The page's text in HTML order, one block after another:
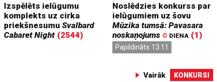
Izspēlēts ielūgumu
komplekts uz cirka
priekšnesumuSvalbard
Cabaret Night (2544)
Noslēdzies konkurss par
ielūgumiem uz šovu
Mūzika tumsā: Pavasara
noskaņojums © DIENA (1)
Papildināts 13:11
Vairāk KONKURSI